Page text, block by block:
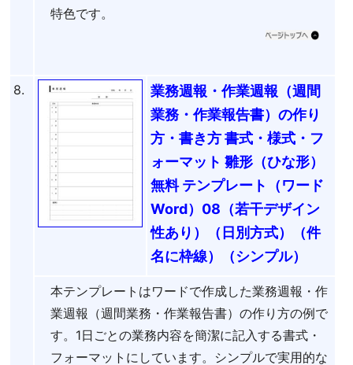
特色です。
8.
業務週報・作業週報（週間
業務・作業報告書）の作り
方・書き方 書式・様式・フ
ォーマット 雛形（ひな形）
無料 テンプレート（ワード
Word）08（若干デザイン
性あり）（日別方式）（件
名に枠線）（シンプル）
本テンプレートはワードで作成した業務週報・作
業週報（週間業務・作業報告書）の作り方の例で
す。1日ごとの業務内容を簡潔に記入する書式・
フォーマットにしています。シンプルで実用的な